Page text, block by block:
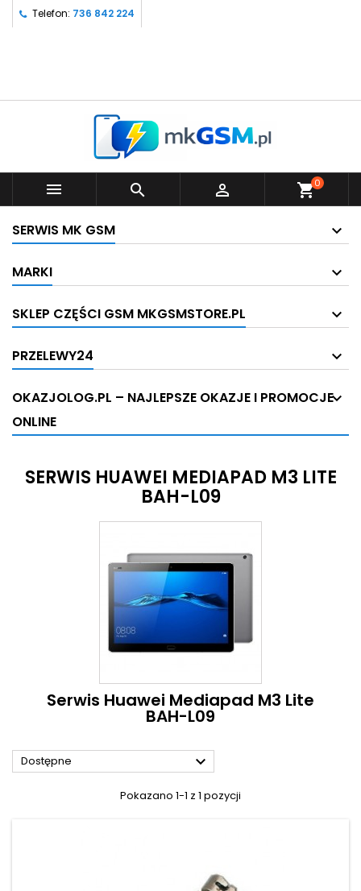
Telefon: 736 842 224
   shopping_cart0
SERWIS MK GSM
MARKI
SKLEP CZĘŚCI GSM MKGSMSTORE.PL
PRZELEWY24
OKAZJOLOG.PL – NAJLEPSZE OKAZJE I PROMOCJE
ONLINE
SERWIS HUAWEI MEDIAPAD M3 LITE
BAH-L09
Serwis Huawei Mediapad M3 Lite
BAH-L09
Dostępne 
Pokazano 1-1 z 1 pozycji